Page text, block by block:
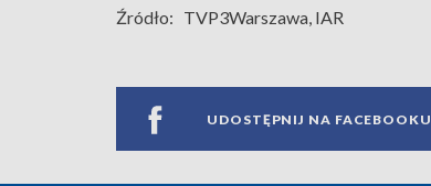
Źródło: TVP3Warszawa, IAR
UDOSTĘPNIJ NA FACEBOOKU